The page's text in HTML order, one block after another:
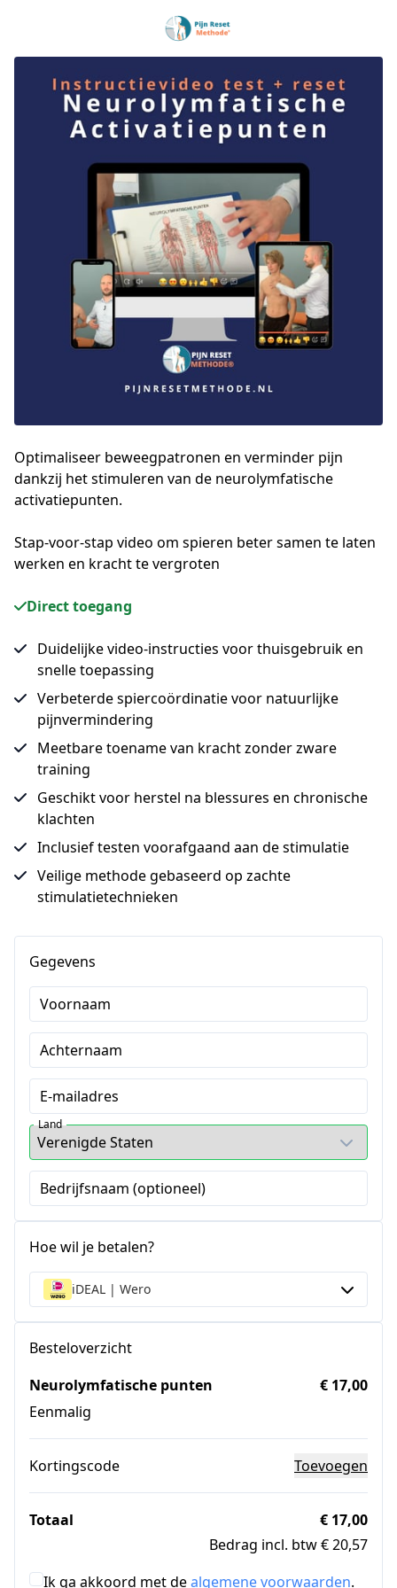
Optimaliseer beweegpatronen en verminder pijn
dankzij het stimuleren van de neurolymfatische
activatiepunten.
Stap-voor-stap video om spieren beter samen te laten
werken en kracht te vergroten
Direct toegang
Duidelijke video-instructies voor thuisgebruik en
snelle toepassing
Verbeterde spiercoördinatie voor natuurlijke
pijnvermindering
Meetbare toename van kracht zonder zware
training
Geschikt voor herstel na blessures en chronische
klachten
Inclusief testen voorafgaand aan de stimulatie
Veilige methode gebaseerd op zachte
stimulatietechnieken
Gegevens
Voornaam
Achternaam
E-mailadres
Land
Bedrijfsnaam (optioneel)
Hoe wil je betalen?
iDEAL | Wero
Besteloverzicht
Neurolymfatische punten
Eenmalig
€ 17,00
Kortingscode Toevoegen
Totaal
€ 17,00
Bedrag incl. btw € 20,57
Ik ga akkoord met dealgemene voorwaarden.